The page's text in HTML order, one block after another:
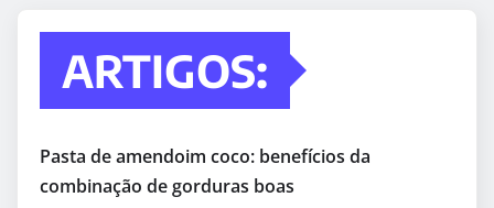
ARTIGOS:
Pasta de amendoim coco: benefícios da
combinação de gorduras boas